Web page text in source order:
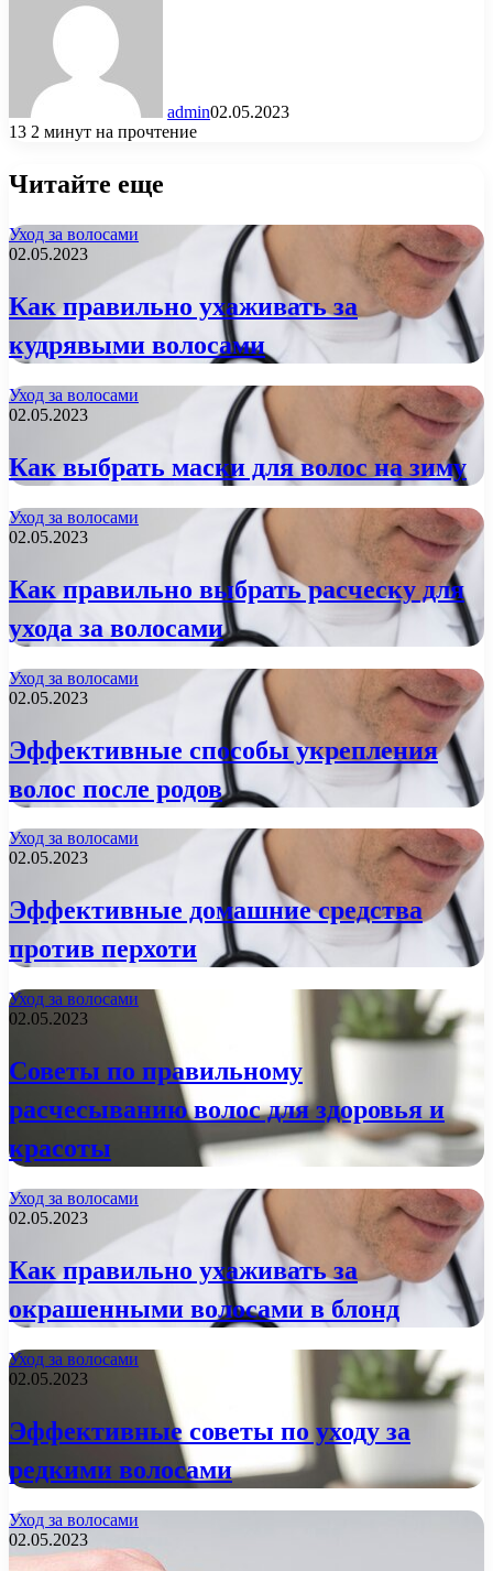
admin02.05.2023
13 2 минут на прочтение
Читайте еще
Уход за волосами
02.05.2023
Как правильно ухаживать за
кудрявыми волосами
Уход за волосами
02.05.2023
Как выбрать маски для волос на зиму
Уход за волосами
02.05.2023
Как правильно выбрать расческу для
ухода за волосами
Уход за волосами
02.05.2023
Эффективные способы укрепления
волос после родов
Уход за волосами
02.05.2023
Эффективные домашние средства
против перхоти
Уход за волосами
02.05.2023
Советы по правильному
расчесыванию волос для здоровья и
красоты
Уход за волосами
02.05.2023
Как правильно ухаживать за
окрашенными волосами в блонд
Уход за волосами
02.05.2023
Эффективные советы по уходу за
редкими волосами
Уход за волосами
02.05.2023